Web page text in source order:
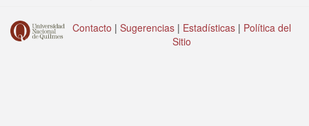
Contacto | Sugerencias | Estadísticas | Política del
Sitio